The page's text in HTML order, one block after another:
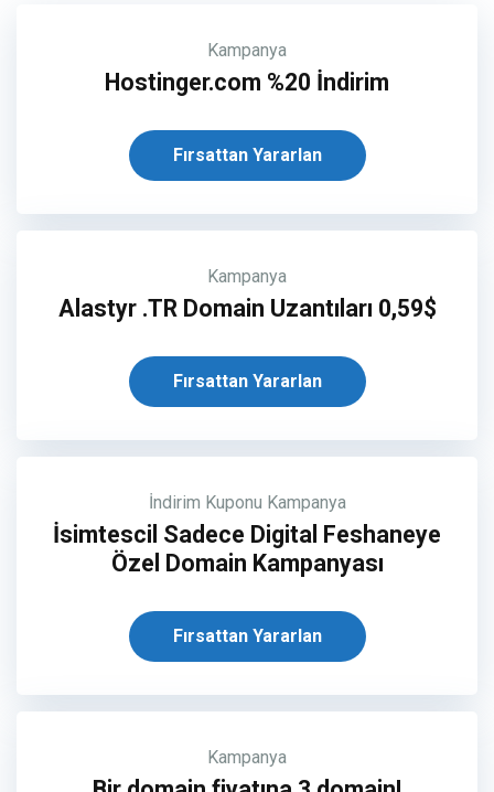
Kampanya
Hostinger.com %20 İndirim
Fırsattan Yararlan
Kampanya
Alastyr .TR Domain Uzantıları 0,59$
Fırsattan Yararlan
İndirim Kuponu Kampanya
İsimtescil Sadece Digital Feshaneye
Özel Domain Kampanyası
Fırsattan Yararlan
Kampanya